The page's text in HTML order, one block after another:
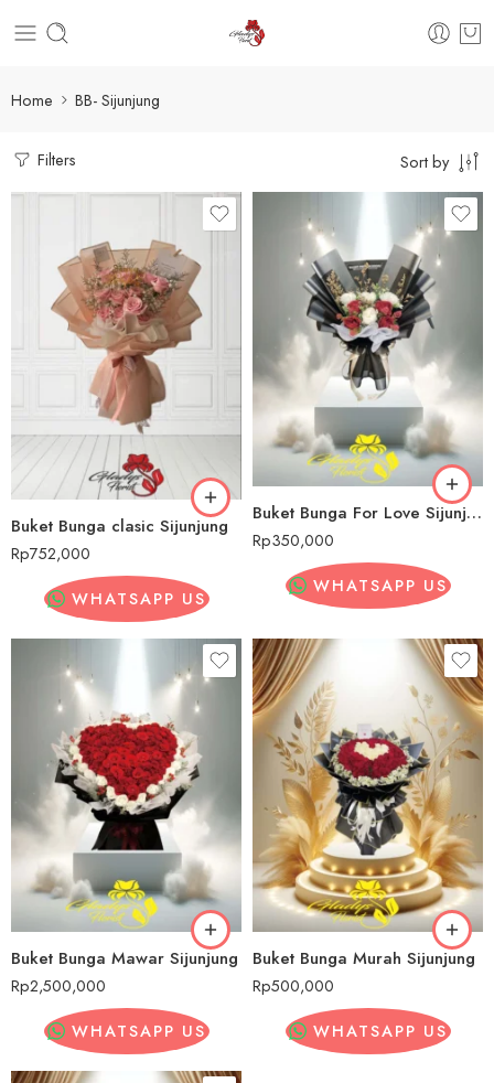
Home BB- Sijunjung
Filters Sort by
Buket Bunga clasic Sijunjung
Rp752,000
WHATSAPP US
Buket Bunga For Love Sijunjung
Rp350,000
WHATSAPP US
Buket Bunga Mawar Sijunjung
Rp2,500,000
WHATSAPP US
Buket Bunga Murah Sijunjung
Rp500,000
WHATSAPP US